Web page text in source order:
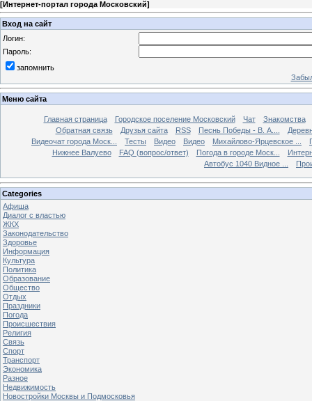
[Интернет-портал города Московский]
Вход на сайт
Логин:
Пароль:
запомнить
Меню сайта
Главная страница Городское поселение Московский Чат
Знакомства
Обратная связь
Друзья сайта RSS Песнь Победы - В. А....
Видеочат города Моск...
Тесты Видео Видео Михайлово-Ярцевское ...
Нижнее Валуево
FAQ (вопрос/ответ) Погода в городе Моск...
Автобус 1040 Видное ...
Categories
Афиша
Диалог с властью
ЖКХ
Законодательство
Здоровье
Информация
Культура
Политика
Образование
Общество
Отдых
Праздники
Погода
Происшествия
Религия
Связь
Спорт
Транспорт
Экономика
Разное
Недвижимость
Новостройки Москвы и Подмосковья